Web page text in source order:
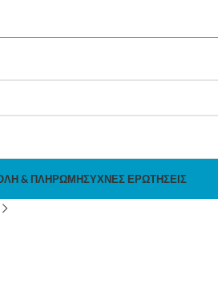
& ΠΛΗΡΩΜΉΣΥΧΝΈΣ ΕΡΩΤΉΣΕΙΣ